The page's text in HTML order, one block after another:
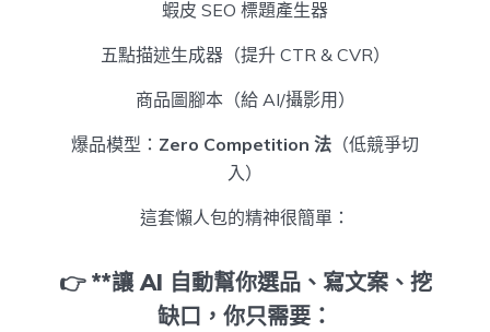
蝦皮 SEO 標題產生器
五點描述生成器（提升 CTR & CVR）
商品圖腳本（給 AI/攝影用）
爆品模型： Zero Competition 法 （低競爭切
入）
這套懶人包的精神很簡單：
👉 **讓 AI 自動幫你選品、寫文案、挖
缺口，你只需要：